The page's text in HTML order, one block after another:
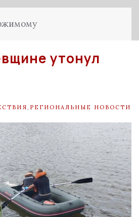
утонул
РЕГИОНАЛЬНЫЕ НОВОСТИ